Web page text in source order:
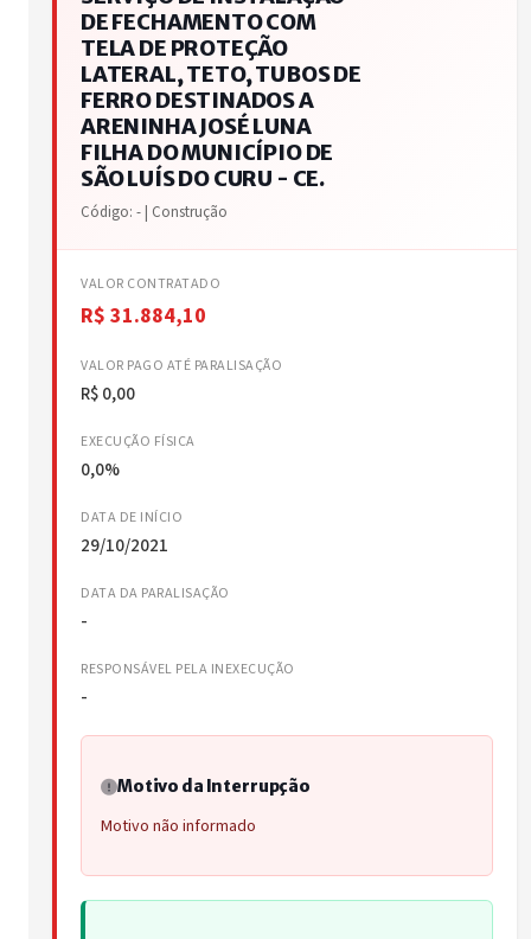
DE FECHAMENTO COM
TELA DE PROTEÇÃO
LATERAL, TETO, TUBOS DE
FERRO DESTINADOS A
ARENINHA JOSÉ LUNA
FILHA DO MUNICÍPIO DE
SÃO LUÍS DO CURU - CE.
Código: - | Construção
VALOR CONTRATADO
R$ 31.884,10
VALOR PAGO ATÉ PARALISAÇÃO
R$ 0,00
EXECUÇÃO FÍSICA
0,0%
DATA DE INÍCIO
29/10/2021
DATA DA PARALISAÇÃO
-
RESPONSÁVEL PELA INEXECUÇÃO
-
Motivo da Interrupção
Motivo não informado